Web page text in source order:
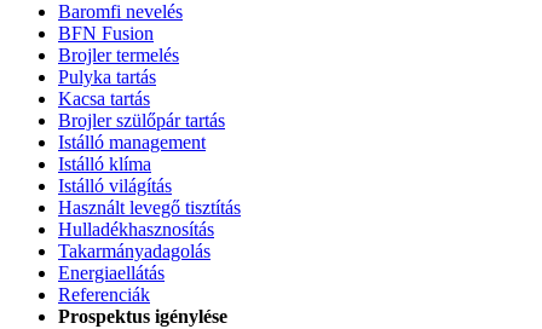
Baromfi nevelés
BFN Fusion
Brojler termelés
Pulyka tartás
Kacsa tartás
Brojler szülőpár tartás
Istálló management
Istálló klíma
Istálló világítás
Használt levegő tisztítás
Hulladékhasznosítás
Takarmányadagolás
Energiaellátás
Referenciák
Prospektus igénylése